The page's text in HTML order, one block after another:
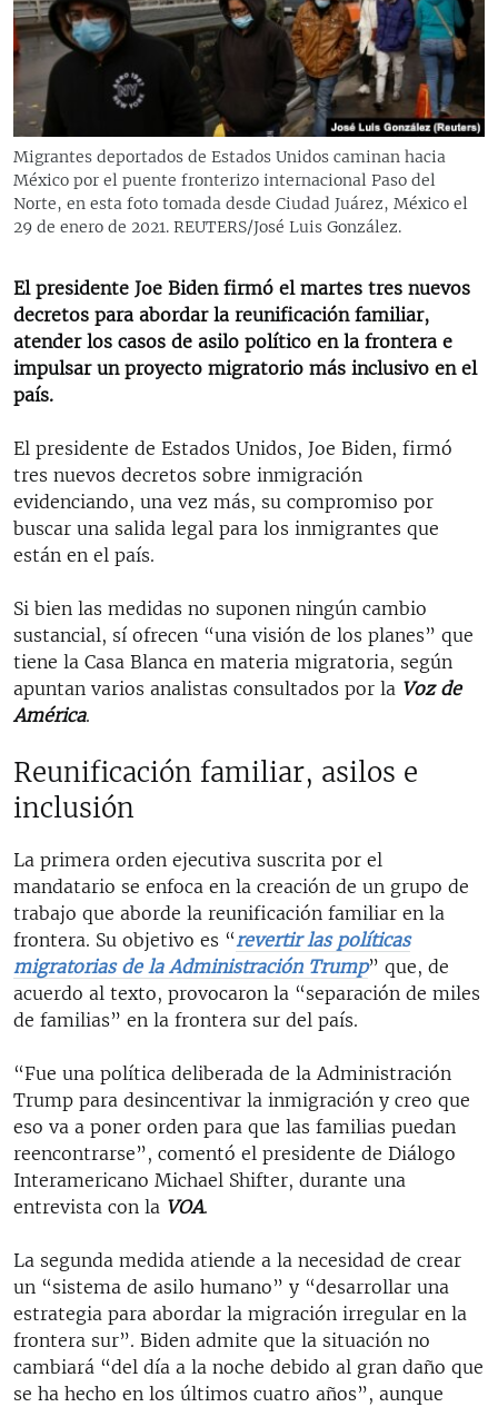
RADIO MARTÍ
ESPECIALES
ESPECIALES
LA REALIDAD DE LA VIVIENDA EN CUBA
SER VIEJO EN CUBA
KENTU-CUBANO
DESINFORMACIÓN RUSA EN AMÉRICA LATINA
LA INVASIÓN DE RUSIA A UCRANIA
MULTIMEDIA
EDITORIALES
SÍGUENOS
Migrantes deportados de Estados Unidos caminan hacia
México por el puente fronterizo internacional Paso del
Norte, en esta foto tomada desde Ciudad Juárez, México el
29 de enero de 2021. REUTERS/José Luis González.
El presidente Joe Biden firmó el martes tres nuevos
decretos para abordar la reunificación familiar,
atender los casos de asilo político en la frontera e
impulsar un proyecto migratorio más inclusivo en el
país.
El presidente de Estados Unidos, Joe Biden, firmó
tres nuevos decretos sobre inmigración
evidenciando, una vez más, su compromiso por
buscar una salida legal para los inmigrantes que
están en el país.
Si bien las medidas no suponen ningún cambio
sustancial, sí ofrecen “una visión de los planes” que
tiene la Casa Blanca en materia migratoria, según
apuntan varios analistas consultados por la Voz de
América.
Reunificación familiar, asilos e
inclusión
La primera orden ejecutiva suscrita por el
mandatario se enfoca en la creación de un grupo de
trabajo que aborde la reunificación familiar en la
frontera. Su objetivo es “revertir las políticas
migratorias de la Administración Trump” que, de
acuerdo al texto, provocaron la “separación de miles
de familias” en la frontera sur del país.
“Fue una política deliberada de la Administración
Trump para desincentivar la inmigración y creo que
eso va a poner orden para que las familias puedan
reencontrarse”, comentó el presidente de Diálogo
Interamericano Michael Shifter, durante una
entrevista con la VOA.
La segunda medida atiende a la necesidad de crear
un “sistema de asilo humano” y “desarrollar una
estrategia para abordar la migración irregular en la
frontera sur”. Biden admite que la situación no
cambiará “del día a la noche debido al gran daño que
se ha hecho en los últimos cuatro años”, aunque